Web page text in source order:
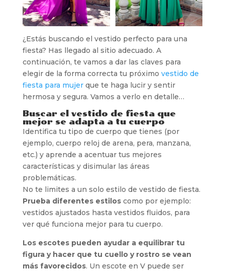
¿Estás buscando el vestido perfecto para una
fiesta? Has llegado al sitio adecuado. A
continuación, te vamos a dar las claves para
elegir de la forma correcta tu próximo vestido de
fiesta para mujerque te haga lucir y sentir
hermosa y segura. Vamos a verlo en detalle…
Buscar el vestido de fiesta que
mejor se adapta a tu cuerpo
Identifica tu tipo de cuerpo que tienes (por
ejemplo, cuerpo reloj de arena, pera, manzana,
etc.) y aprende a acentuar tus mejores
características y disimular las áreas
problemáticas.
No te limites a un solo estilo de vestido de fiesta.
Prueba diferentes estiloscomo por ejemplo:
vestidos ajustados hasta vestidos fluidos, para
ver qué funciona mejor para tu cuerpo.
Los escotes pueden ayudar a equilibrar tu
figura y hacer que tu cuello y rostro se vean
más favorecidos. Un escote en V puede ser